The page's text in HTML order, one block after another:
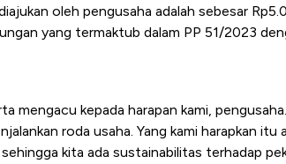
oleh pengusaha adalah sebesar
yang termaktub dalam PP 51/2023
mengacu kepada harapan kami,
roda usaha. Yang kami harapkan itu
kita ada sustainabilitas terhadap